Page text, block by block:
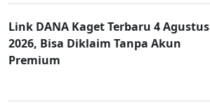
Link DANA Kaget Terbaru 4 Agustus
2026, Bisa Diklaim Tanpa Akun
Premium